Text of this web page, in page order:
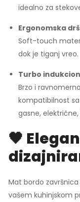
idealno za
Ergonomska
Soft-touch
dok je tiganj vreo.
Turbo
Brzo i
kompatibilnost
gasne,
🖤
Mat bordo
vašem kuhinjskom